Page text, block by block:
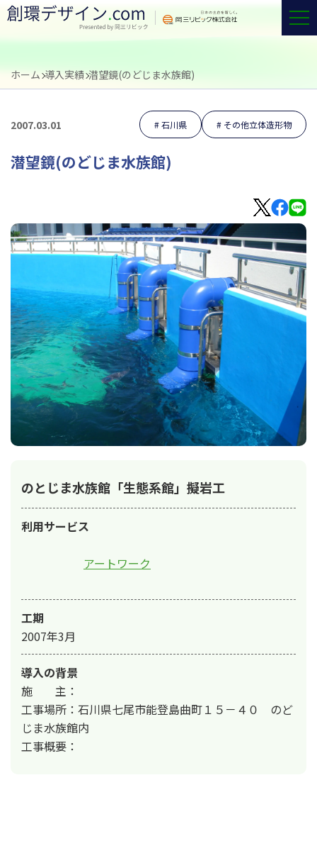
ホーム 導入実績 潜望鏡(のどじま水族館)
2007.03.01 石川県 その他立体造形物
潜望鏡(のどじま水族館)
のとじま水族館「生態系館」擬岩工
利用サービス
アートワーク
工期
2007年3月
導入の背景
施　　主：
工事場所：石川県七尾市能登島曲町１５－４０　のど
じま水族館内
工事概要：